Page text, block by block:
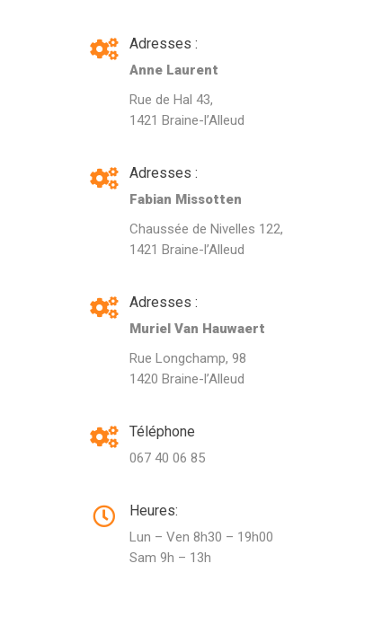
Adresses :
Anne Laurent
Rue de Hal 43,
1421 Braine-l’Alleud
Adresses :
Fabian Missotten
Chaussée de Nivelles 122,
1421 Braine-l’Alleud
Adresses :
Muriel Van Hauwaert
Rue Longchamp, 98
1420 Braine-l’Alleud
Téléphone
067 40 06 85
Heures:
Lun – Ven 8h30 – 19h00
Sam 9h – 13h